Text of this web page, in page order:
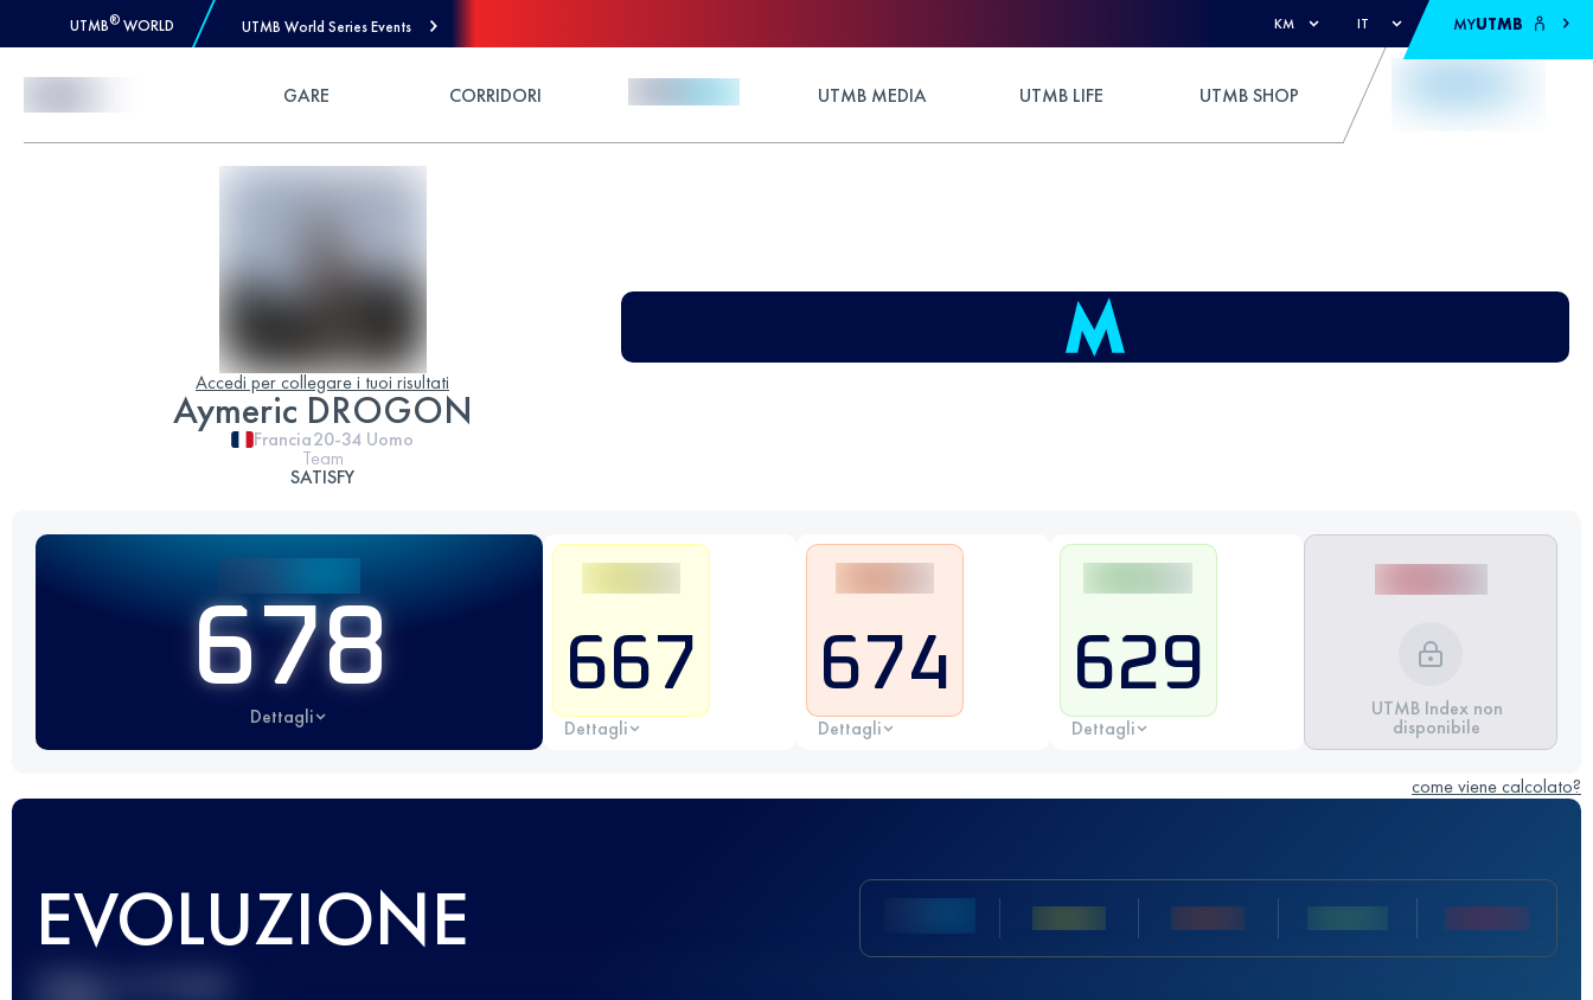
UTMB® WORLD UTMB World Series Events KM IT MYUTMB
GARE CORRIDORI UTMB MEDIA UTMB LIFE UTMB SHOP
Accedi per collegare i tuoi risultati
Aymeric DROGON
Francia20-34 Uomo
Team
SATISFY
678
Dettagli
667
Dettagli
674
Dettagli
629
Dettagli
UTMB Index non
disponibile
come viene calcolato?
EVOLUZIONE
Miglior punteggio